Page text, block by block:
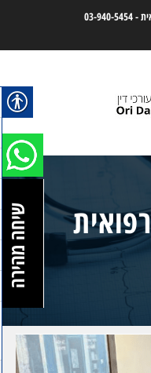
-
03-940-5454
שיחה מהירה